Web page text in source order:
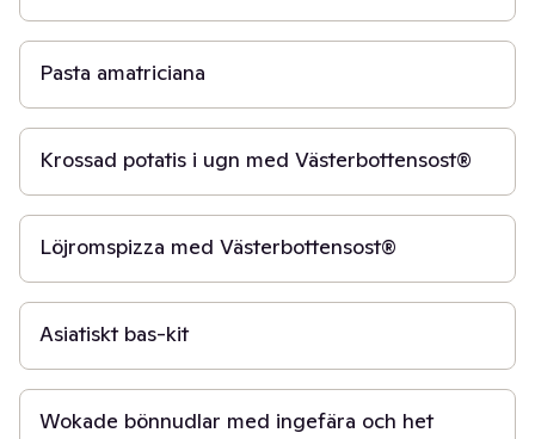
30 min
Pasta amatriciana
40 min
Krossad potatis i ugn med Västerbottensost®
50 min
Löjromspizza med Västerbottensost®
5 min
Asiatiskt bas-kit
30 min
Wokade bönnudlar med ingefära och het